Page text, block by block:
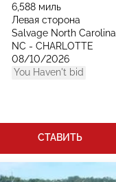
6,588 миль
Левая сторона
Salvage North Carolina
NC - CHARLOTTE
08/10/2026
You Haven't bid
СТАВИТЬ